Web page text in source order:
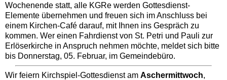
Wochenende statt, alle KGRe werden Gottesdienst-
Elemente übernehmen und freuen sich im Anschluss bei
einem Kirchen-Café darauf, mit Ihnen ins Gespräch zu
kommen. Wer einen Fahrdienst von St. Petri und Pauli zur
Erlöserkirche in Anspruch nehmen möchte, meldet sich bitte
bis Donnerstag, 05. Februar, im Gemeindebüro.
Wir feiern Kirchspiel-Gottesdienst am Aschermittwoch,